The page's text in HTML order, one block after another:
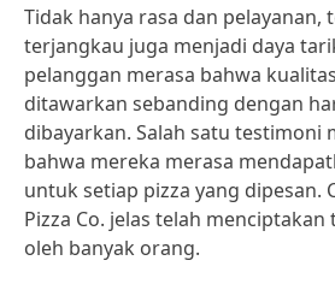
Tidak hanya rasa dan pelayanan,
terjangkau juga menjadi daya
pelanggan merasa bahwa
ditawarkan sebanding dengan
dibayarkan. Salah satu testimoni
bahwa mereka merasa
untuk setiap pizza yang dipesan.
Pizza Co. jelas telah
oleh banyak orang.